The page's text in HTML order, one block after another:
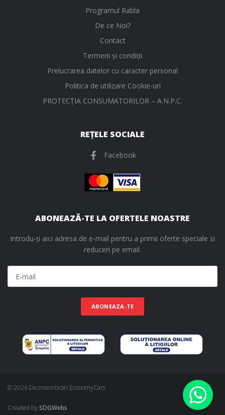
Programul Rabla
De ce Noi?
Contact
Termeni și condiții
Prelucrarea datelor cu caracter personal
Politica de utilizare Cookie-uri
PROTECŢIA CONSUMATORILOR – A.N.P.C.
REȚELE SOCIALE
Facebook
ABONEAZĂ-TE LA OFERTELE NOASTRE
Introdu-ți aici adresa de e-mail pentru a primii oferte speciale si
reduceri pe email.
ABONEAZA-TE
© 2026 Dezmembrări EconomyCars
Created bySDGWebs